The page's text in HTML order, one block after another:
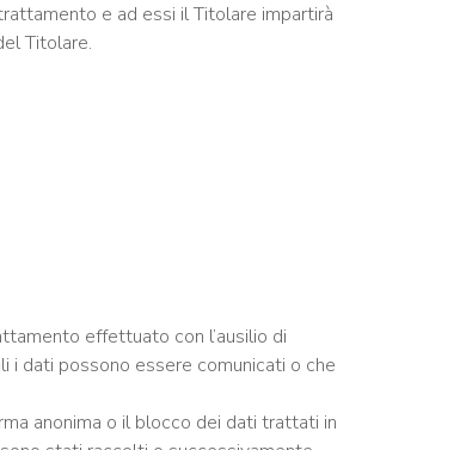
e ad essi il Titolare impartirà
Titolare.
effettuato con l’ausilio di
dati possono essere comunicati o che
anonima o il blocco dei dati trattati in